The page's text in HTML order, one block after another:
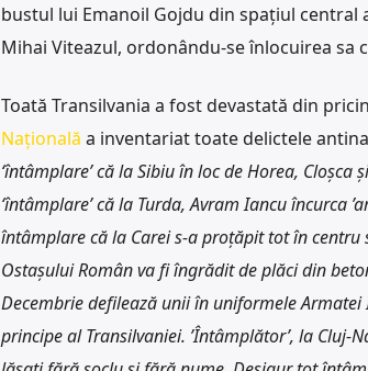
bustul lui Emanoil Gojdu din spațiul
Mihai Viteazul, ordonându-se înlocuirea sa
Toată Transilvania a fost devastată din
Națională a inventariat toate delictele
‘întâmplare’ că la Sibiu în loc de Horea,
‘întâmplare’ că la Turda, Avram Iancu încurca
întâmplare că la Carei s-a proțăpit tot în
Ostașului Român va fi îngrădit de plăci din
Decembrie defilează unii în uniformele
principe al Transilvaniei. ’Întâmplător’, la